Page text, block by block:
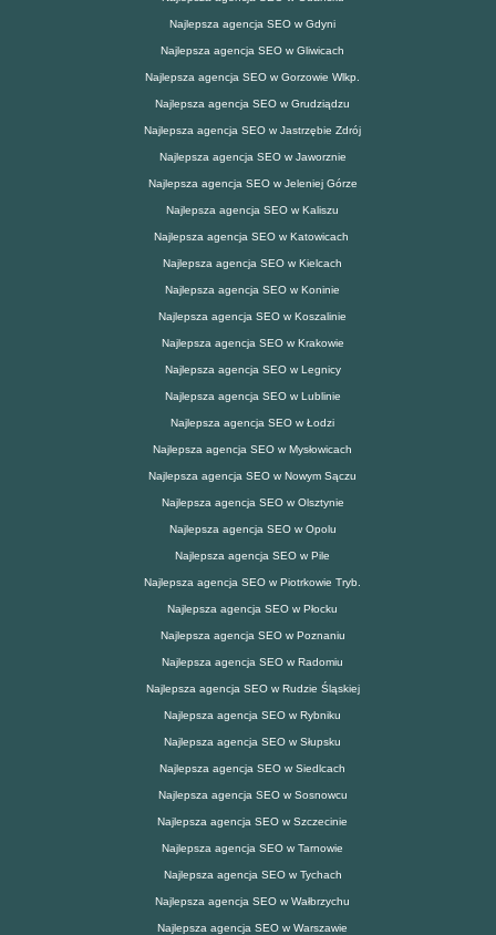
Najlepsza agencja SEO w Gdyni
Najlepsza agencja SEO w Gliwicach
Najlepsza agencja SEO w Gorzowie Wlkp.
Najlepsza agencja SEO w Grudziądzu
Najlepsza agencja SEO w Jastrzębie Zdrój
Najlepsza agencja SEO w Jaworznie
Najlepsza agencja SEO w Jeleniej Górze
Najlepsza agencja SEO w Kaliszu
Najlepsza agencja SEO w Katowicach
Najlepsza agencja SEO w Kielcach
Najlepsza agencja SEO w Koninie
Najlepsza agencja SEO w Koszalinie
Najlepsza agencja SEO w Krakowie
Najlepsza agencja SEO w Legnicy
Najlepsza agencja SEO w Lublinie
Najlepsza agencja SEO w Łodzi
Najlepsza agencja SEO w Mysłowicach
Najlepsza agencja SEO w Nowym Sączu
Najlepsza agencja SEO w Olsztynie
Najlepsza agencja SEO w Opolu
Najlepsza agencja SEO w Pile
Najlepsza agencja SEO w Piotrkowie Tryb.
Najlepsza agencja SEO w Płocku
Najlepsza agencja SEO w Poznaniu
Najlepsza agencja SEO w Radomiu
Najlepsza agencja SEO w Rudzie Śląskiej
Najlepsza agencja SEO w Rybniku
Najlepsza agencja SEO w Słupsku
Najlepsza agencja SEO w Siedlcach
Najlepsza agencja SEO w Sosnowcu
Najlepsza agencja SEO w Szczecinie
Najlepsza agencja SEO w Tarnowie
Najlepsza agencja SEO w Tychach
Najlepsza agencja SEO w Wałbrzychu
Najlepsza agencja SEO w Warszawie